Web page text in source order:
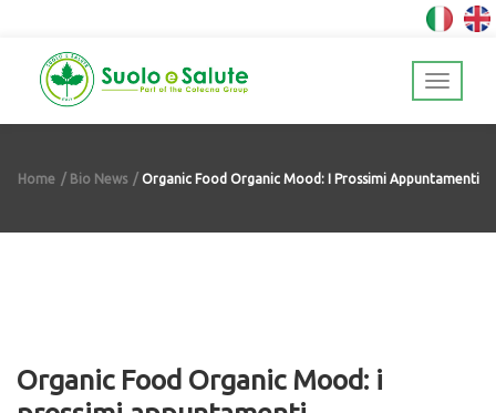
Home Bio News Organic Food Organic Mood: I Prossimi Appuntamenti
Organic Food Organic Mood: i